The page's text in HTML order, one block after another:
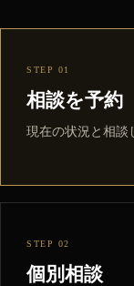
STEP 01
相談を予約
現在の状況と相談
STEP 02
個別相談